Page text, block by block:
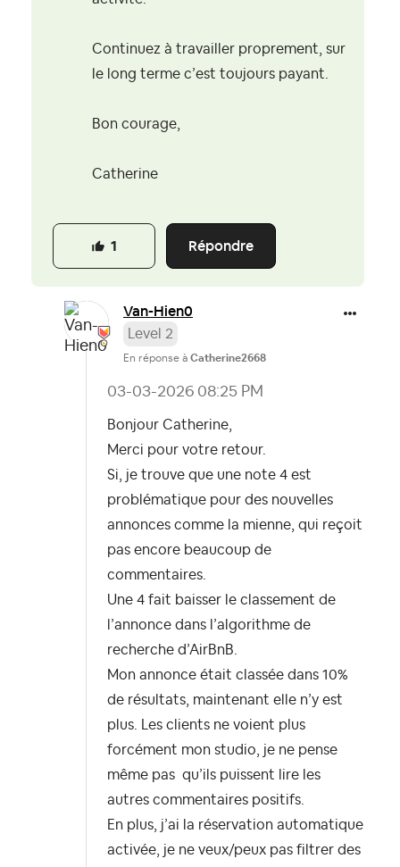
Continuez à travailler proprement, sur
le long terme c’est toujours payant.
Bon courage,
Catherine
Répondre
1
Van-Hien0
Level 2
En réponse à Catherine2668
‎03-03-2026 08:25 PM
Bonjour Catherine,
Merci pour votre retour.
Si, je trouve que une note 4 est
problématique pour des nouvelles
annonces comme la mienne, qui reçoit
pas encore beaucoup de
commentaires.
Une 4 fait baisser le classement de
l’annonce dans l’algorithme de
recherche d’AirBnB.
Mon annonce était classée dans 10%
de résultats, maintenant elle n’y est
plus. Les clients ne voient plus
forcément mon studio, je ne pense
même pas qu’ils puissent lire les
autres commentaires positifs.
En plus, j’ai la réservation automatique
activée, je ne veux/peux pas filtrer des